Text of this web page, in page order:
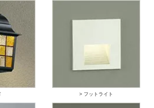
> フットライト